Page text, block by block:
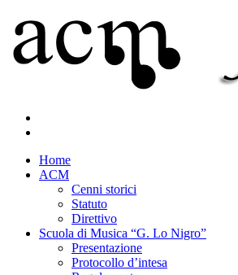
Home
ACM
Cenni storici
Statuto
Direttivo
Scuola di Musica “G. Lo Nigro”
Presentazione
Protocollo d’intesa